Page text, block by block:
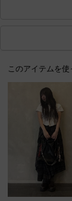
このアイテムを